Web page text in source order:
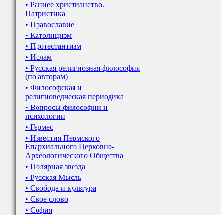
• Раннее христианство.
Патристика
• Православие
• Католицизм
• Протестантизм
• Ислам
• Русская религиозная философия
(по авторам)
• Философская и
религиоведческая периодика
• Вопросы философии и
психологии
• Гермес
• Известия Пермского
Епархиального Церковно-
Археологического Общества
• Полярная звезда
• Русская Мысль
• Свобода и культура
• Свое слово
• София